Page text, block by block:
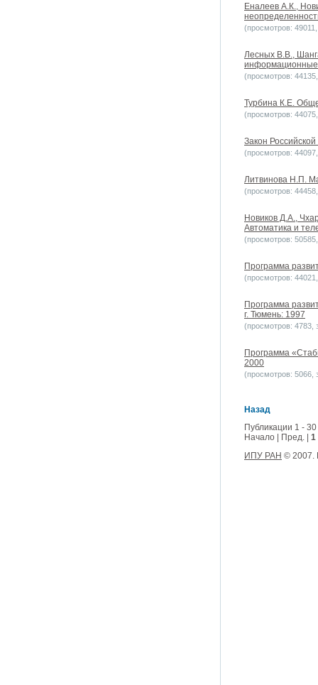
Еналеев А.К.,
(просмотров:
Лесных В.В.,
(просмотров:
Турбина К.Е.
(просмотров:
Закон
(просмотров:
Литвинова Н.П.
(просмотров:
Новиков Д.А.,
Автоматика и
(просмотров:
Программа
(просмотров:
Программа
г. Тюмень: 1997
(просмотров: 4783,
Программа
2000
(просмотров: 5066,
Назад
Публикации 1 -
Начало | Пред. | 1
ИПУ РАН © 2007.